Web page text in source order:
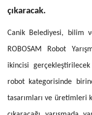
çıkaracak.
Canik Belediyesi, bilim
ROBOSAM Robot
ikincisi
robot kategorisinde
tasarımları ve üretimleri